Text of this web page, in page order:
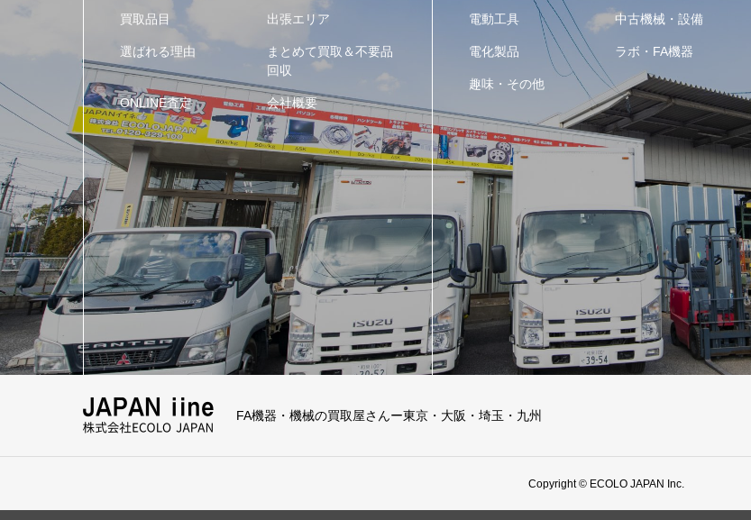
買取品目 出張エリア
選ばれる理由
まとめて買取＆不要品
回収
ONLINE査定 会社概要
電動工具 中古機械・設備
電化製品 ラボ・FA機器
趣味・その他
FA機器・機械の買取屋さんー東京・大阪・埼玉・九州
Copyright © ECOLO JAPAN Inc.